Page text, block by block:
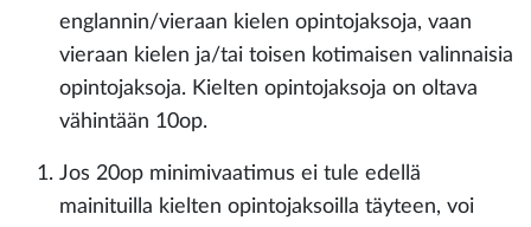
englannin/vieraan kielen opintojaksoja, vaan
vieraan kielen ja/tai toisen kotimaisen valinnaisia
opintojaksoja. Kielten opintojaksoja on oltava
vähintään 10op.
Jos 20op minimivaatimus ei tule edellä
mainituilla kielten opintojaksoilla täyteen, voi